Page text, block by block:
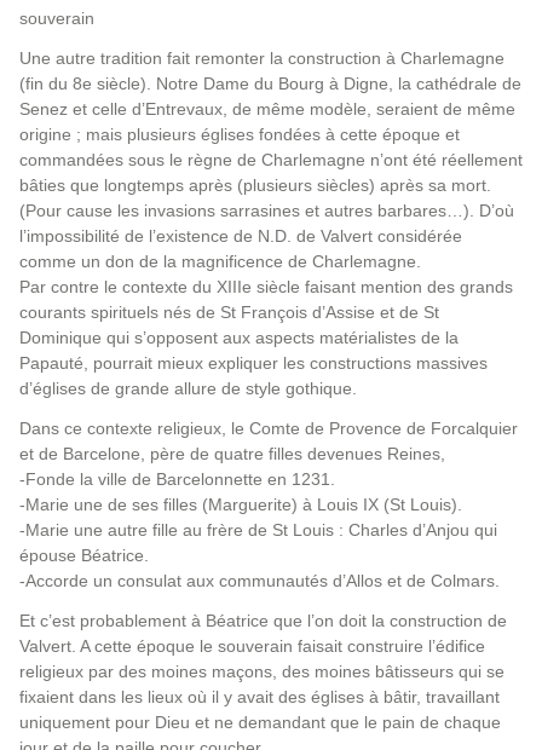
souverain
Une autre tradition fait remonter la construction à Charlemagne
(fin du 8e siècle). Notre Dame du Bourg à Digne, la cathédrale de
Senez et celle d’Entrevaux, de même modèle, seraient de même
origine ; mais plusieurs églises fondées à cette époque et
commandées sous le règne de Charlemagne n’ont été réellement
bâties que longtemps après (plusieurs siècles) après sa mort.
(Pour cause les invasions sarrasines et autres barbares…). D’où
l’impossibilité de l’existence de N.D. de Valvert considérée
comme un don de la magnificence de Charlemagne.
Par contre le contexte du XIIIe siècle faisant mention des grands
courants spirituels nés de St François d’Assise et de St
Dominique qui s’opposent aux aspects matérialistes de la
Papauté, pourrait mieux expliquer les constructions massives
d’églises de grande allure de style gothique.
Dans ce contexte religieux, le Comte de Provence de Forcalquier
et de Barcelone, père de quatre filles devenues Reines,
-Fonde la ville de Barcelonnette en 1231.
-Marie une de ses filles (Marguerite) à Louis IX (St Louis).
-Marie une autre fille au frère de St Louis : Charles d’Anjou qui
épouse Béatrice.
-Accorde un consulat aux communautés d’Allos et de Colmars.
Et c’est probablement à Béatrice que l’on doit la construction de
Valvert. A cette époque le souverain faisait construire l’édifice
religieux par des moines maçons, des moines bâtisseurs qui se
fixaient dans les lieux où il y avait des églises à bâtir, travaillant
uniquement pour Dieu et ne demandant que le pain de chaque